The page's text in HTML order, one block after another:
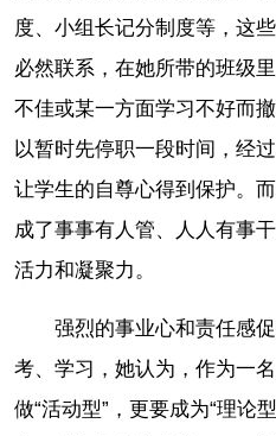
度、小组长记分制度等，这
必然联系，在她所带的班级
不佳或某一方面学习不好而
以暂时先停职一段时间，经
让学生的自尊心得到保护。
成了事事有人管、人人有事
活力和凝聚力。
强烈的事业心和责任感
考、学习，她认为，作为一
做“活动型”，更要成为“理论